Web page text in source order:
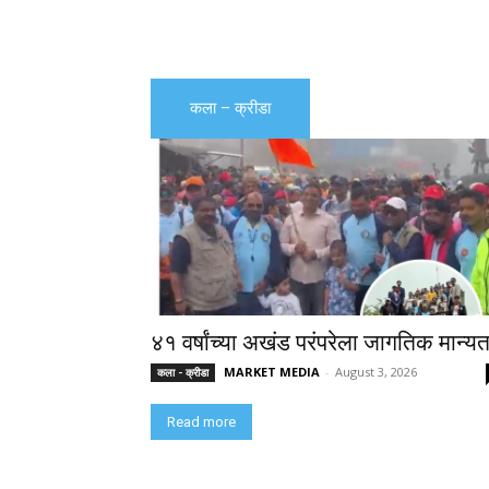
कला – क्रीडा
४१ वर्षांच्या अखंड परंपरेला जागतिक
कला - क्रीडा MARKET MEDIA - August 3, 2026
Read more